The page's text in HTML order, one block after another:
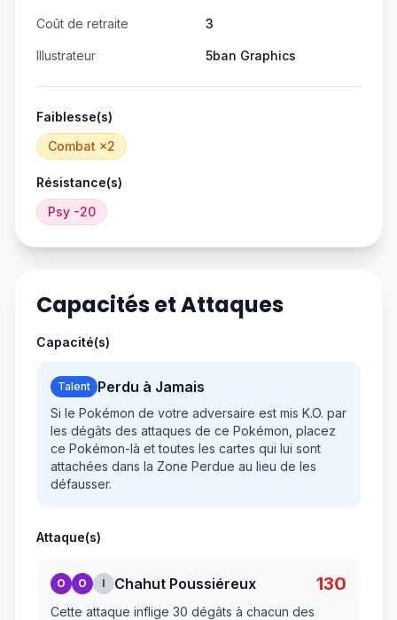
Coût de retraite 3
Illustrateur 5ban Graphics
Faiblesse(s)
Combat ×2
Résistance(s)
Psy -20
Capacités et Attaques
Capacité(s)
Talent Perdu à Jamais
Si le Pokémon de votre adversaire est mis K.O. par
les dégâts des attaques de ce Pokémon, placez
ce Pokémon-là et toutes les cartes qui lui sont
attachées dans la Zone Perdue au lieu de les
défausser.
Attaque(s)
O O I Chahut Poussiéreux 130
Cette attaque inflige 30 dégâts à chacun des